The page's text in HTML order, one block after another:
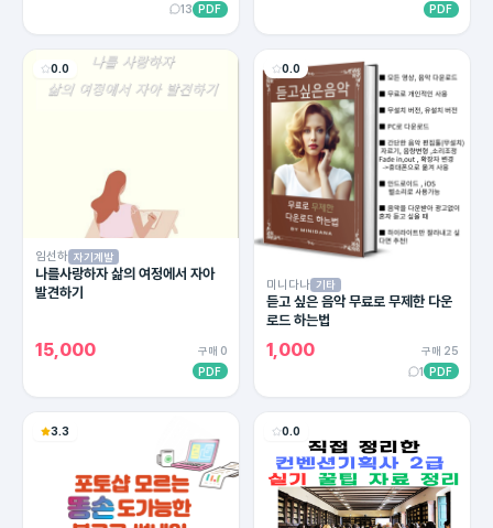
13
PDF
PDF
0.0
임선하 자기계발
나를사랑하자 삶의 여정에서 자아
발견하기
15,000
구매 0
PDF
0.0
미니다나 기타
듣고 싶은 음악 무료로 무제한 다운
로드 하는법
1,000
구매 25
1 PDF
3.3 0.0